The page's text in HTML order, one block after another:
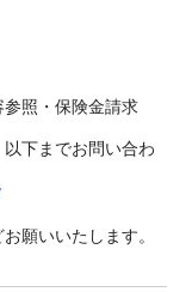
参照・保険金請求
下までお問い合わ
願いいたします。